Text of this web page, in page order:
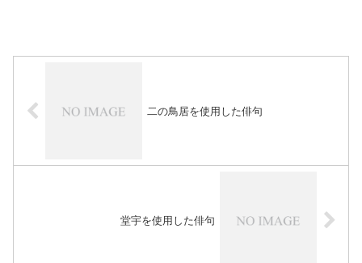
二の鳥居を使用した俳句
堂宇を使用した俳句